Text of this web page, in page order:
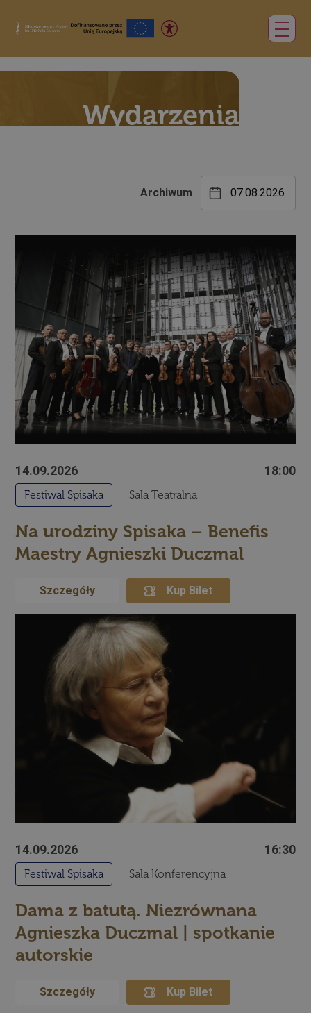
Wydarzenia
Archiwum
14.09.2026 18:00
Festiwal Spisaka Sala Teatralna
Na urodziny Spisaka – Benefis
Maestry Agnieszki Duczmal
Szczegóły Kup Bilet
14.09.2026 16:30
Festiwal Spisaka Sala Konferencyjna
Dama z batutą. Niezrównana
Agnieszka Duczmal | spotkanie
autorskie
Szczegóły Kup Bilet